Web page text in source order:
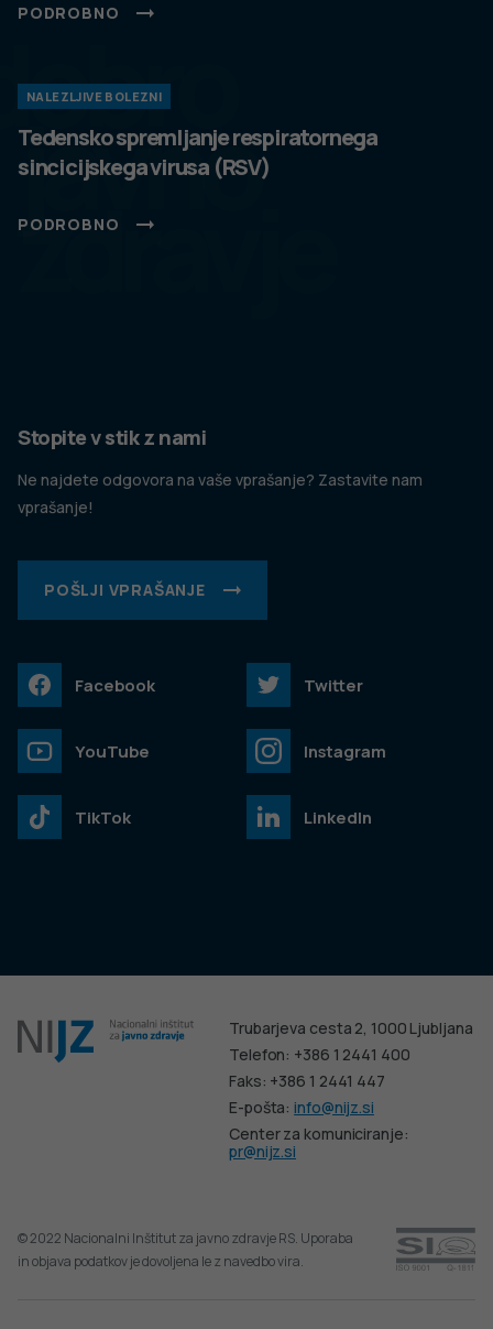
javno
zdravje
PODROBNO
NALEZLJIVE BOLEZNI
Tedensko spremljanje respiratornega
sincicijskega virusa (RSV)
PODROBNO
Trubarjeva cesta 2, 1000 Ljubljana
Telefon: +386 1 2441 400
Faks: +386 1 2441 447
E-pošta:info@nijz.si
Center za komuniciranje:
pr@nijz.si
© 2022 Nacionalni Inštitut za javno zdravje RS. Uporaba
in objava podatkov je dovoljena le z navedbo vira.
Stopite v stik z nami
Ne najdete odgovora na vaše vprašanje? Zastavite nam
vprašanje!
POŠLJI VPRAŠANJE
Facebook Twitter
YouTube Instagram
TikTok LinkedIn